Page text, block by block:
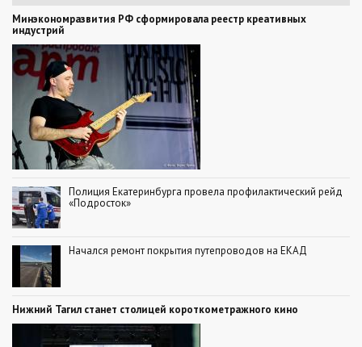
Минэкономразвития РФ сформировала реестр креативных
индустрий
Полиция Екатеринбурга провела профилактический рейд
«Подросток»
Начался ремонт покрытия путепроводов на ЕКАД
Нижний Тагил станет столицей короткометражного кино